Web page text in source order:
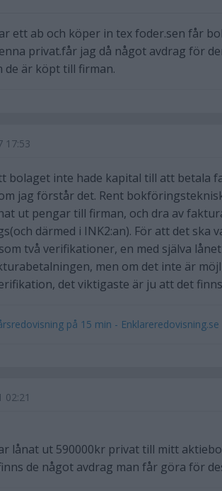
ett ab och köper in tex foder.sen får
privat.får jag då något avdrag för
de är köpt till firman.
17:53
bolaget inte hade kapital till att betala
jag förstår det. Rent
ut pengar till firman, och dra av
därmed i INK2:an). För att det ska
två verifikationer, en med själva
men om det inte är
det viktigaste är ju att det
på 15 min - Enklareredovisning.se
02:21
lånat ut 590000kr privat till mitt
de något avdrag man får göra för